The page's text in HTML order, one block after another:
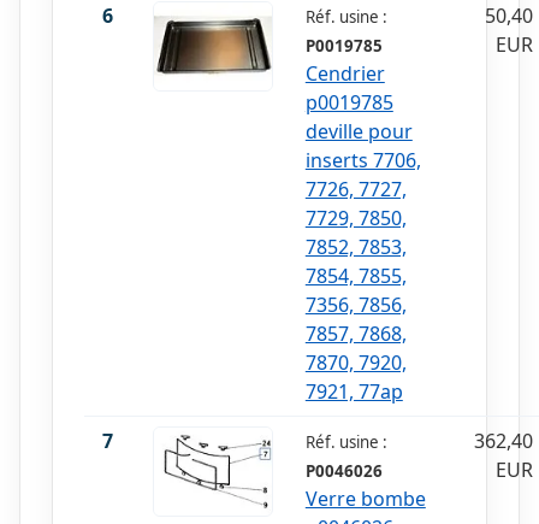
6
Réf. usine :
P0019785
Cendrier
p0019785
deville pour
inserts 7706,
7726, 7727,
7729, 7850,
7852, 7853,
7854, 7855,
7356, 7856,
7857, 7868,
7870, 7920,
7921, 77ap
50,40
EUR
7
Réf. usine :
P0046026
Verre bombe
362,40
EUR